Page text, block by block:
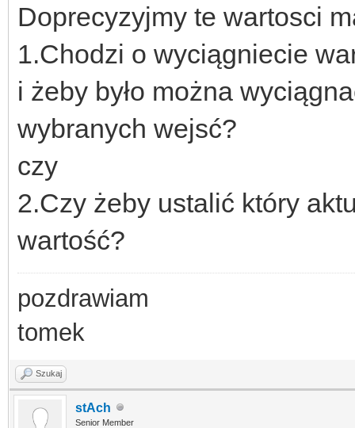
Doprecyzyjmy te wartosci
1.Chodzi o wyciągniecie
i żeby było można
wybranych wejsć?
czy
2.Czy żeby ustalić który
wartość?
pozdrawiam
tomek
Szukaj
stAch
Senior Member